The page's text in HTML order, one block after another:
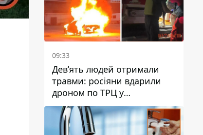
09:33
Дев’ять людей отримали
травми: росіяни вдарили
дроном по ТРЦ у
Павлограді, чи
працюватиме заклад надалі